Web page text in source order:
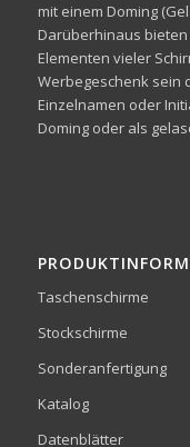
mit einem Doming
Darüberhinaus
Elementen vieler
Werbegeschenk sein
Einzelnamen oder
Doming oder als
Taschenschirme
Stockschirme
Sonderanfertigung
Katalog
Datenblätter